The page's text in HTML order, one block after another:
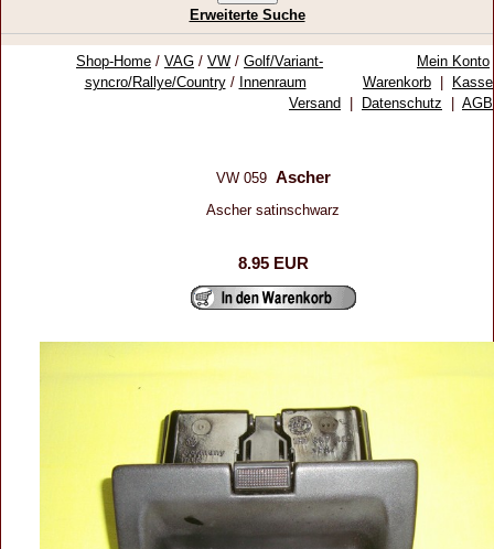
Erweiterte Suche
Shop-Home / VAG / VW / Golf/Variant-
syncro/Rallye/Country/ Innenraum
Mein Konto
Warenkorb
Kasse
Versand
Datenschutz AGB
VW 059 Ascher
Ascher satinschwarz
8.95 EUR